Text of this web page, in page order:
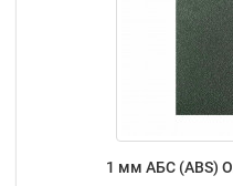
1 мм АБС (ABS)